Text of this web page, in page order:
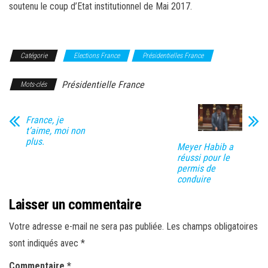
soutenu le coup d’Etat institutionnel de Mai 2017.
Catégorie Elections France Présidentielles France
Mots-clés Présidentielle France
France, je
t’aime, moi non
plus.
Meyer Habib a
réussi pour le
permis de
conduire
Laisser un commentaire
Votre adresse e-mail ne sera pas publiée. Les champs obligatoires
sont indiqués avec *